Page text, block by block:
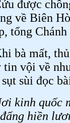
được
về Biên
tổng
bà mất,
tin vội về
sụt sùi đọc
kinh quốc
hiền